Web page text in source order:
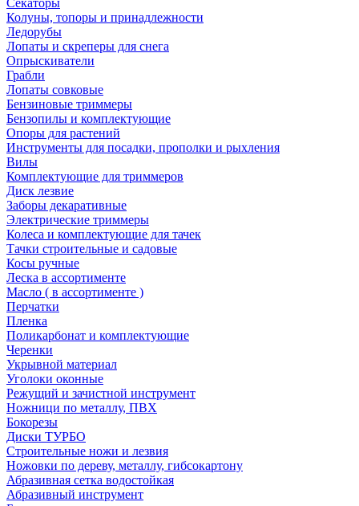
Секаторы
Колуны, топоры и принадлежности
Ледорубы
Лопаты и скреперы для снега
Опрыскиватели
Грабли
Лопаты совковые
Бензиновые триммеры
Бензопилы и комплектующие
Опоры для растений
Инструменты для посадки, прополки и рыхления
Вилы
Комплектующие для триммеров
Диск лезвие
Заборы декаративные
Электрические триммеры
Колеса и комплектующие для тачек
Тачки строительные и садовые
Косы ручные
Леска в ассортименте
Масло ( в ассортименте )
Перчатки
Пленка
Поликарбонат и комплектующие
Черенки
Укрывной материал
Уголоки оконные
Режущий и зачистной инструмент
Ножници по металлу, ПВХ
Бокорезы
Диски ТУРБО
Строительные ножи и лезвия
Ножовки по дереву, металлу, гибсокартону
Абразивная сетка водостойкая
Абразивный инструмент